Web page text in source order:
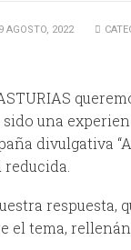
AGOSTO, 2022
sido una
divulgativa
respuesta,
el tema,